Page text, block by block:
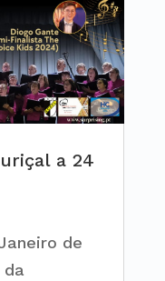
a 24
de
da